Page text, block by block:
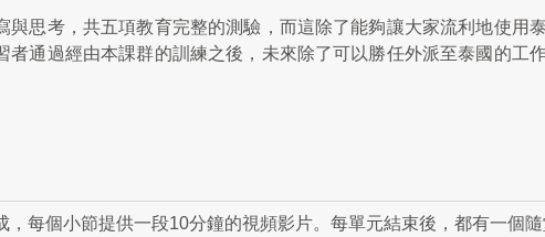
思考，共五項教育完整的測驗，而這除了能夠讓大家流利地使用
者通過經由本課群的訓練之後，未來除了可以勝任外派至泰國的工
每個小節提供一段10分鐘的視頻影片。每單元結束後，都有一個隨